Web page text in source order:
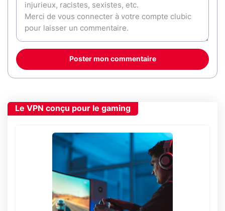
Poster mon commentaire
Le VPN conçu pour le gaming